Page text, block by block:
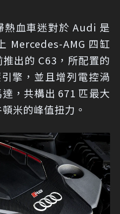
熱血車迷對於 Audi 是
Mercedes-AMG 四缸
出的 C63，所配置的
擎，並且增列電控渦
，共構出 671 匹最大
米的峰值扭力。